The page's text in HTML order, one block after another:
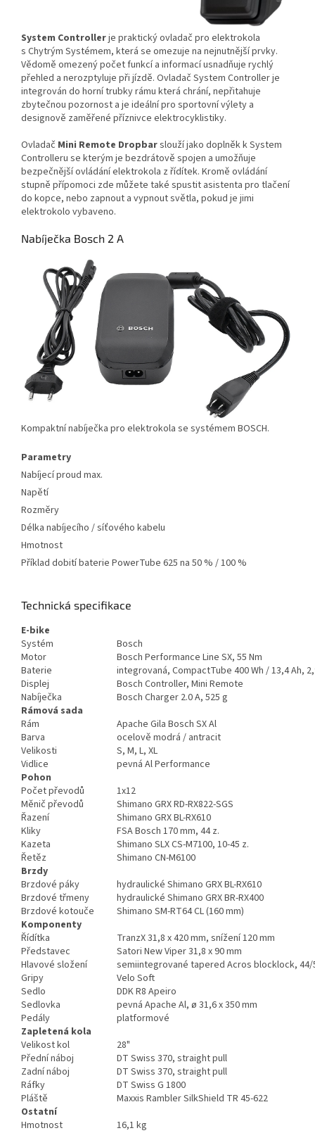
System Controllerje praktický ovladač pro elektrokola
s Chytrým Systémem, která se omezuje na nejnutnější prvky.
Vědomě omezený počet funkcí a informací usnadňuje rychlý
přehled a nerozptyluje při jízdě. Ovladač System Controller je
integrován do horní trubky rámu která chrání, nepřitahuje
zbytečnou pozornost a je ideální pro sportovní výlety a
designově zaměřené příznivce elektrocyklistiky.
Ovladač Mini Remote Dropbarslouží jako doplněk k System
Controlleru se kterým je bezdrátově spojen a umožňuje
bezpečnější ovládání elektrokola z řídítek. Kromě ovládání
stupně přípomoci zde můžete také spustit asistenta pro tlačení
do kopce, nebo zapnout a vypnout světla, pokud je jimi
elektrokolo vybaveno.
Nabíječka Bosch 2 A
Kompaktní nabíječka pro elektrokola se systémem BOSCH.
Parametry
Nabíjecí proud max.
Napětí
Rozměry
Délka nabíjecího / síťového kabelu
Hmotnost
Příklad dobití baterie PowerTube 625 na 50 % / 100 %
Technická specifikace
E-bike
Systém
Bosch
Motor
Bosch Performance Line SX, 55 Nm
Baterie
integrovaná, CompactTube 400 Wh / 13,4 Ah,
Displej
Bosch Controller, Mini Remote
Nabíječka
Bosch Charger 2.0 A, 525 g
Rámová sada
Rám
Apache Gila Bosch SX Al
Barva
ocelově modrá / antracit
Velikosti
S, M, L, XL
Vidlice
pevná Al Performance
Pohon
Počet převodů
1x12
Měnič převodů
Shimano GRX RD-RX822-SGS
Řazení
Shimano GRX BL-RX610
Kliky
FSA Bosch 170 mm, 44 z.
Kazeta
Shimano SLX CS-M7100, 10-45 z.
Řetěz
Shimano CN-M6100
Brzdy
Brzdové páky
hydraulické Shimano GRX BL-RX610
Brzdové třmeny
hydraulické Shimano GRX BR-RX400
Brzdové kotouče
Shimano SM-RT64 CL (160 mm)
Komponenty
Řídítka
TranzX 31,8 x 420 mm, snížení 120 mm
Představec
Satori New Viper 31,8 x 90 mm
Hlavové složení
semiintegrované tapered Acros blocklock, 44/
Gripy
Velo Soft
Sedlo
DDK R8 Apeiro
Sedlovka
pevná Apache Al, ø 31,6 x 350 mm
Pedály
platformové
Zapletená kola
Velikost kol
28"
Přední náboj
DT Swiss 370, straight pull
Zadní náboj
DT Swiss 370, straight pull
Ráfky
DT Swiss G 1800
Pláště
Maxxis Rambler SilkShield TR 45-622
Ostatní
Hmotnost
16,1 kg